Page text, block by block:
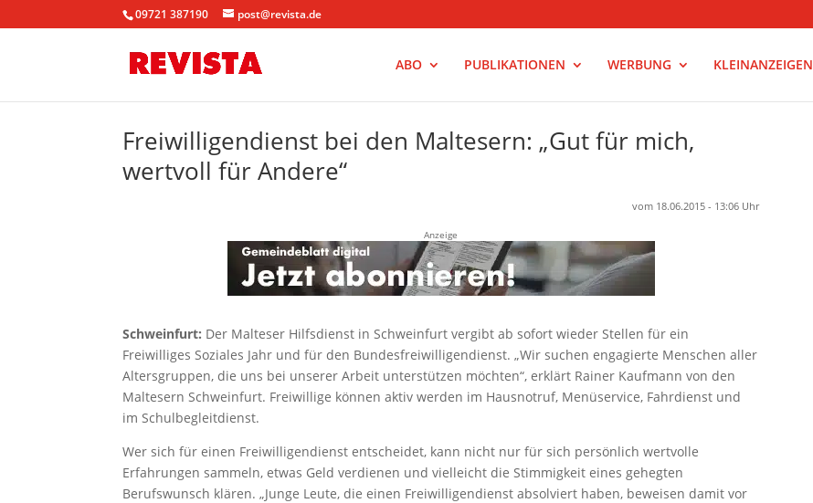
09721 387190 post@revista.de
ABO PUBLIKATIONEN WERBUNG KLEINANZEIGEN
Freiwilligendienst bei den Maltesern: „Gut für mich,
wertvoll für Andere“
vom 18.06.2015 - 13:06 Uhr
Anzeige
Schweinfurt: Der Malteser Hilfsdienst in Schweinfurt vergibt ab sofort wieder Stellen für ein
Freiwilliges Soziales Jahr und für den Bundesfreiwilligendienst. „Wir suchen engagierte Menschen aller
Altersgruppen, die uns bei unserer Arbeit unterstützen möchten“, erklärt Rainer Kaufmann von den
Maltesern Schweinfurt. Freiwillige können aktiv werden im Hausnotruf, Menüservice, Fahrdienst und
im Schulbegleitdienst.
Wer sich für einen Freiwilligendienst entscheidet, kann nicht nur für sich persönlich wertvolle
Erfahrungen sammeln, etwas Geld verdienen und vielleicht die Stimmigkeit eines gehegten
Berufswunsch klären. „Junge Leute, die einen Freiwilligendienst absolviert haben, beweisen damit vor